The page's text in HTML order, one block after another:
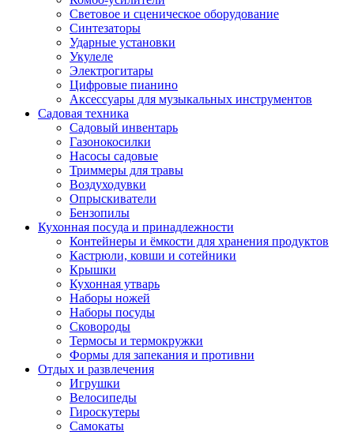
Световое и сценическое оборудование
Синтезаторы
Ударные установки
Укулеле
Электрогитары
Цифровые пианино
Аксессуары для музыкальных инструментов
Садовая техника
Садовый инвентарь
Газонокосилки
Насосы садовые
Триммеры для травы
Воздуходувки
Опрыскиватели
Бензопилы
Кухонная посуда и принадлежности
Контейнеры и ёмкости для хранения продуктов
Кастрюли, ковши и сотейники
Крышки
Кухонная утварь
Наборы ножей
Наборы посуды
Сковороды
Термосы и термокружки
Формы для запекания и противни
Отдых и развлечения
Игрушки
Велосипеды
Гироскутеры
Самокаты